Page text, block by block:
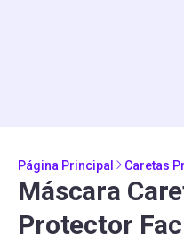
Página Principal Caretas
Máscara
Protector